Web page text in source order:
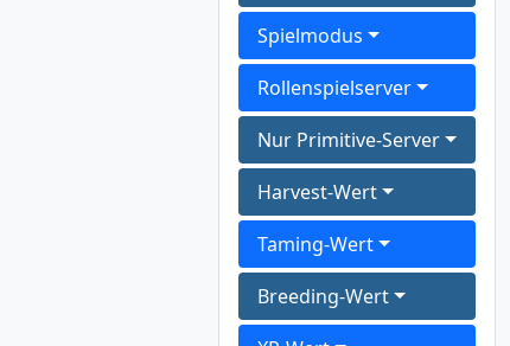
Spielmodus
Rollenspielserver
Nur Primitive-Server
Harvest-Wert
Taming-Wert
Breeding-Wert